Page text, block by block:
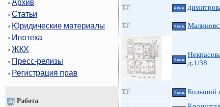
Архив
Статьи
Юридические материалы
Ипотека
ЖКХ
Пресс-релизы
Регистрация прав
Работа
4 ккв.
4 ккв.
4 ккв.
д.1/38
4 ккв. Большой